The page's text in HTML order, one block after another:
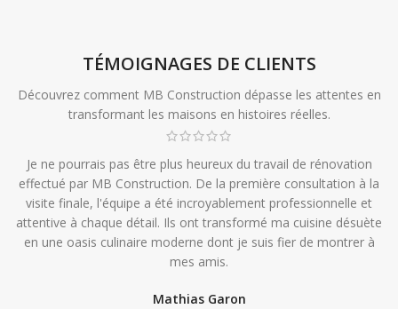
TÉMOIGNAGES DE CLIENTS
Découvrez comment MB Construction dépasse les attentes en
transformant les maisons en histoires réelles.
Je ne pourrais pas être plus heureux du travail de rénovation
effectué par MB Construction. De la première consultation à la
visite finale, l'équipe a été incroyablement professionnelle et
attentive à chaque détail. Ils ont transformé ma cuisine désuète
en une oasis culinaire moderne dont je suis fier de montrer à
mes amis.
Mathias Garon